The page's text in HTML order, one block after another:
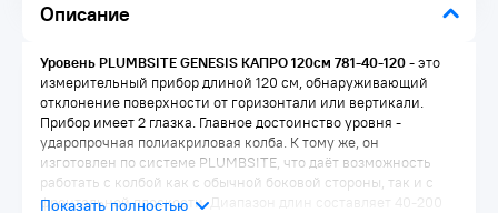
Описание
Уровень PLUMBSITE GENESIS КАПРО 120см 781-40-120- это
измерительный прибор длиной 120 см, обнаруживающий
отклонение поверхности от горизонтали или вертикали.
Прибор имеет 2 глазка. Главное достоинство уровня -
ударопрочная полиакриловая колба. К тому же, он
изготовлен по системе PLUMBSITE, что даёт возможность
работать с колбой как с обычной боковой стороны, так и с
фронтальной плоскости. Диапазон длин составляет 40-200